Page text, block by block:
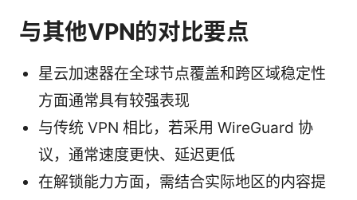
与其他VPN的对比要点
星云加速器在全球节点覆盖和跨区域稳定性
方面通常具有较强表现
与传统 VPN 相比，若采用 WireGuard 协
议，通常速度更快、延迟更低
在解锁能力方面，需结合实际地区的内容提